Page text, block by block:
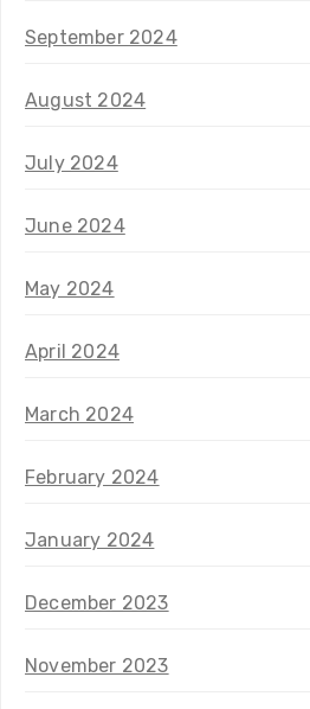
September 2024
August 2024
July 2024
June 2024
May 2024
April 2024
March 2024
February 2024
January 2024
December 2023
November 2023